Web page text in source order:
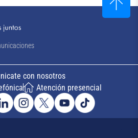
con nosotros
Atención presencial